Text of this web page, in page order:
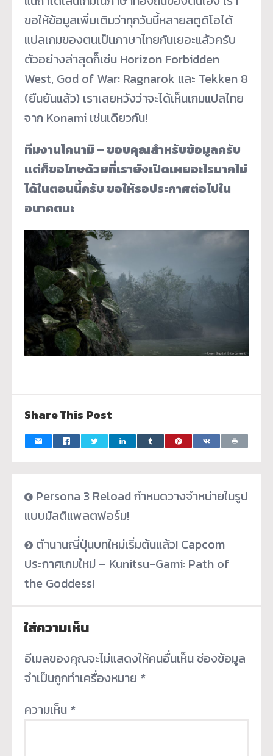
ขอให้ข้อมูลเพิ่มเติมว่าทุกวันนี้หลายสตูดิโอได้
แปลเกมของตนเป็นภาษาไทยกันเยอะแล้วครับ
ตัวอย่างล่าสุดก็เช่น Horizon Forbidden
West, God of War: Ragnarok และ Tekken 8
(ยืนยันแล้ว) เราเลยหวังว่าจะได้เห็นเกมแปลไทย
จาก Konami เช่นเดียวกัน!
ทีมงานโคนามิ – ขอบคุณสำหรับข้อมูลครับ
แต่ก็ขอโทษด้วยที่เรายังเปิดเผยอะไรมากไม่
ได้ในตอนนี้ครับ ขอให้รอประกาศต่อไปใน
อนาคตนะ
Share This Post
Persona 3 Reload กำหนดวางจำหน่ายในรูป
แบบมัลติแพลตฟอร์ม!
ตำนานญี่ปุ่นบทใหม่เริ่มต้นแล้ว! Capcom
ประกาศเกมใหม่ – Kunitsu-Gami: Path of
the Goddess!
ใส่ความเห็น
อีเมลของคุณจะไม่แสดงให้คนอื่นเห็น ช่องข้อมูล
จำเป็นถูกทำเครื่องหมาย *
ความเห็น *